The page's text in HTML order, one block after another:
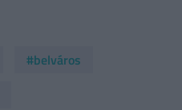
#belváros